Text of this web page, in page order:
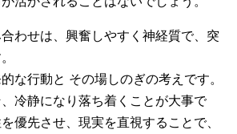
わせは、興奮しやすく神経質で、突
な行動と その場しのぎの考えです。
冷静になり落ち着くことが大事で
優先させ、現実を直視することで、